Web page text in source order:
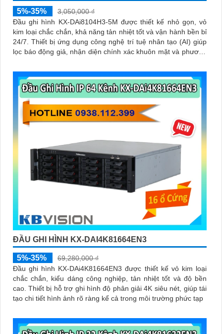
5%-35%
3,050,000 ₫
Đầu ghi hình KX-DAi8104H3-5M được thiết kế nhỏ gọn, vỏ
kim loại chắc chắn, khả năng tản nhiệt tốt và vận hành bền bỉ
24/7. Thiết bị ứng dụng công nghệ trí tuệ nhân tạo (AI) giúp
lọc báo động giả, nhận diện chính xác khuôn mặt và phương
ĐẦU GHI HÌNH KX-DAI4K81664EN3
5%-35%
69,280,000 ₫
Đầu ghi hình KX-DAi4K81664EN3 được thiết kế vỏ kim loại
chắc chắn, kiểu dáng công nghiệp, tản nhiệt tốt và độ bền
cao. Thiết bị hỗ trợ ghi hình độ phân giải 4K siêu nét, giúp tái
tạo chi tiết hình ảnh rõ ràng kể cả trong môi trường phức tạp